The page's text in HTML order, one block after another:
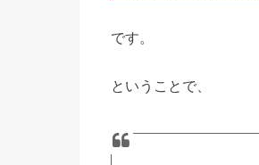
です。
ということで、